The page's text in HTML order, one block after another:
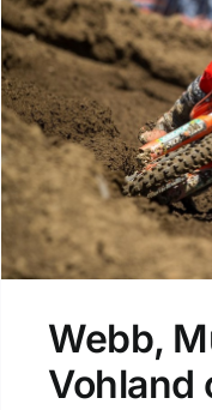
Webb,
Vohland